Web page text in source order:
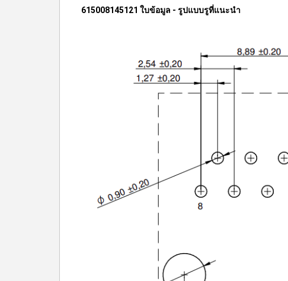
615008145121 ใบข้อมูล - รูปแบบรูที่แนะนํา